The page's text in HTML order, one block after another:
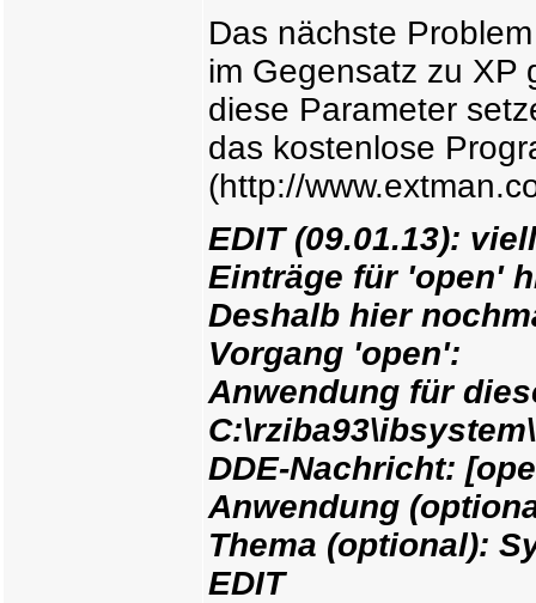
Das nächste
im Gegensatz zu XP
diese Parameter
das kostenlose
(http://
EDIT (09.01.13):
Einträge für 'open'
Deshalb hier
Vorgang 'open':
Anwendung für
DDE-Nachricht:
Anwendung
Thema (optional):
EDIT